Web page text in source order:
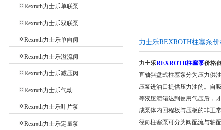
Rexroth力士乐单联泵
Rexroth力士乐双联泵
Rexroth力士乐单向阀
Rexroth力士乐溢流阀
Rexroth力士乐减压阀
Rexroth力士乐气动
Rexroth力士乐叶片泵
Rexroth力士乐定量泵
力士乐REXROTH柱塞泵
力士乐REXROTH柱塞泵价格
直轴斜盘式柱塞泵分为压力供
压泵进油口提供压力油的。自
等液压渍箱达到使用气压后，
成泵体内回程板与压板的非正
径向柱塞泵可分为阀配流与轴